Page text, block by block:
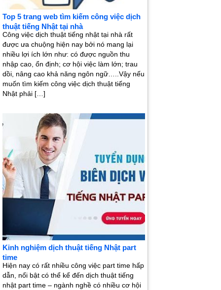
Top 5 trang web tìm kiếm công việc dịch
thuật tiếng Nhật tại nhà
Công việc dịch thuật tiếng nhật tại nhà rất
được ưa chuộng hiện nay bởi nó mang lại
nhiều lợi ích lớn như: có được nguồn thu
nhập cao, ổn định; cơ hội việc làm lớn; trau
dồi, nâng cao khả năng ngôn ngữ…..Vậy nếu
muốn tìm kiếm công việc dịch thuật tiếng
Nhật phải […]
Kinh nghiệm dịch thuật tiếng Nhật part
time
Hiện nay có rất nhiều công việc part time hấp
dẫn, nổi bật có thể kể đến dịch thuật tiếng
nhật part time – ngành nghề có nhiều cơ hội